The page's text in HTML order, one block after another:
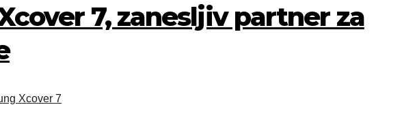
7, zanesljiv partner za
Xcover 7